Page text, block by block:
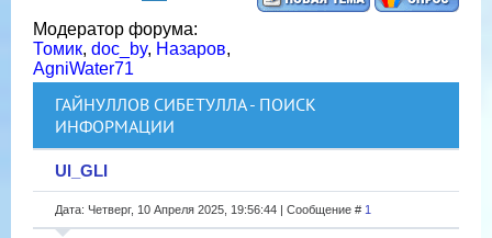
Модератор форума:
Томик, doc_by, Назаров,
AgniWater71
ГАЙНУЛЛОВ СИБЕТУЛЛА - ПОИСК
ИНФОРМАЦИИ
Ul_GLI
Дата: Четверг, 10 Апреля 2025, 19:56:44 | Сообщение # 1